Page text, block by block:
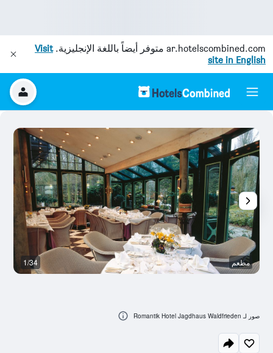
ar.hotelscombined.com متوفر أيضاً باللغة الإنجليزية.Visit
site in English
مطعم 1/34
صور لـ Romantik Hotel Jagdhaus Waldfrieden